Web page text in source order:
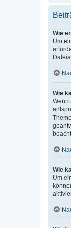
Wie
Um
Wie
Wenn
Wie
Um